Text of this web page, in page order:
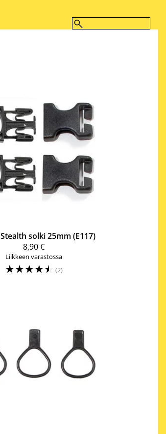
Stealth solki 25mm (E117)
8,90 €
Liikkeen varastossa
☆☆☆☆☆ (2)